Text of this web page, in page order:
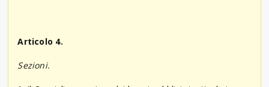
Articolo 4.
Sezioni.